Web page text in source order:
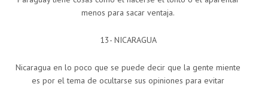
menos para sacar ventaja.
13- NICARAGUA
Nicaragua en lo poco que se puede decir que la gente miente
es por el tema de ocultarse sus opiniones para evitar